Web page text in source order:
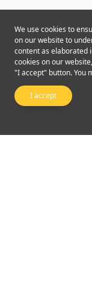
We use cookies to
on our website to
content as elaborated
cookies on our
"I accept" button. You
I accept